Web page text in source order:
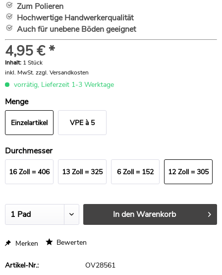
Zum Polieren
Hochwertige Handwerkerqualität
Auch für unebene Böden geeignet
4,95 € *
Inhalt: 1 Stück
inkl. MwSt. zzgl. Versandkosten
vorrätig, Lieferzeit 1-3 Werktage
Menge
Einzelartikel VPE à 5
Durchmesser
16 Zoll = 406 13 Zoll = 325 6 Zoll = 152 12 Zoll = 305
In denWarenkorb
Merken Bewerten
Artikel-Nr.: OV28561